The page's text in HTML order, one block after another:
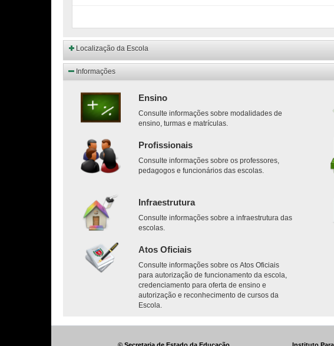
Localização da Escola
Informações
Ensino
Consulte informações sobre modalidades de
ensino, turmas e matrículas.
Profissionais
Consulte informações sobre os professores,
pedagogos e funcionários das escolas.
Infraestrutura
Consulte informações sobre a infraestrutura das
escolas.
Atos Oficiais
Consulte informações sobre os Atos Oficiais
para autorização de funcionamento da escola,
credenciamento para oferta de ensino e
autorização e reconhecimento de cursos da
Escola.